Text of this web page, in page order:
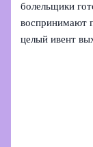
болельщики
воспринимают
целый ивент